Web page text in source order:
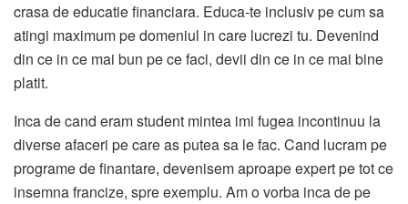
crasa de educatie financiara. Educa-te inclusiv pe cum sa
atingi maximum pe domeniul in care lucrezi tu. Devenind
din ce in ce mai bun pe ce faci, devii din ce in ce mai bine
platit.
Inca de cand eram student mintea imi fugea incontinuu la
diverse afaceri pe care as putea sa le fac. Cand lucram pe
programe de finantare, devenisem aproape expert pe tot ce
insemna francize, spre exemplu. Am o vorba inca de pe